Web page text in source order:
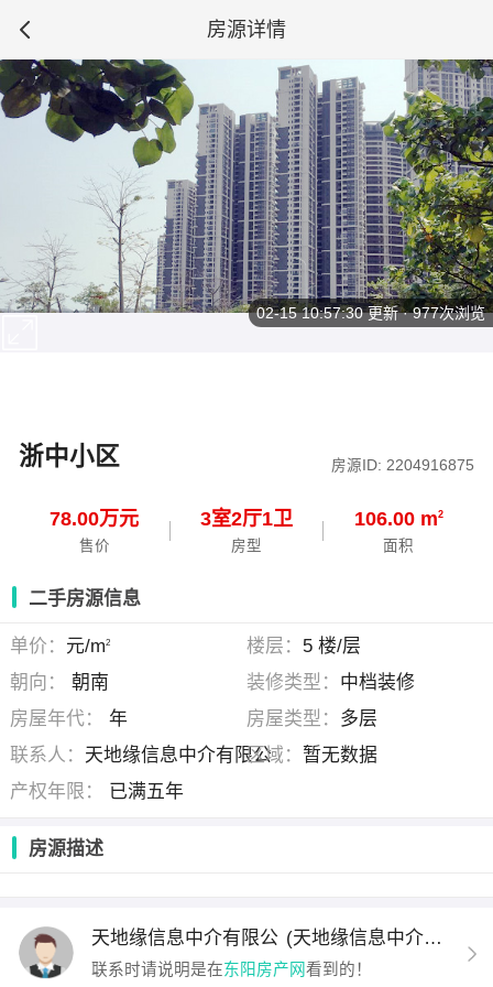
房源详情
浙中小区 房源ID: 2204916875
78.00万元
售价
3室2厅1卫
房型
106.00 m2
面积
02-15 10:57:30更新 · 977次浏览
二手房源信息
单价： 元/m2 楼层： 5 楼/层
朝向：
朝南 装修类型： 中档装修
房屋年代：
年 房屋类型： 多层
联系人： 天地缘信息中介有限公
区域： 暂无数据
产权年限：
已满五年
房源描述
天地缘信息中介有限公 (天地缘信息中介有限公司 )
联系时请说明是在东阳房产网看到的！